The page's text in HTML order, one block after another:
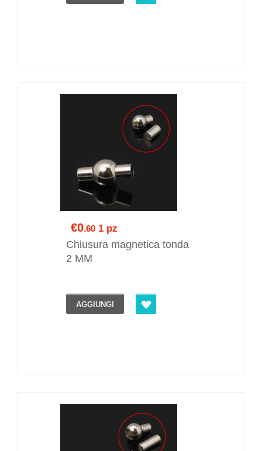
€0.60 1 pz
Chiusura magnetica tonda
2 MM
AGGIUNGI